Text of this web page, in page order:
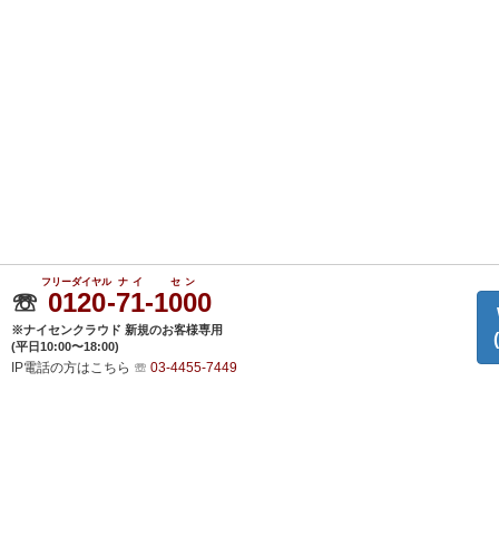
☏ 0120
フリーダイヤル
-71
ナイ
-1000
セン
※ナイセンクラウド 新規のお客様専用
(平日10:00〜18:00)
IP電話の方はこちら ☏ 03-4455-7449